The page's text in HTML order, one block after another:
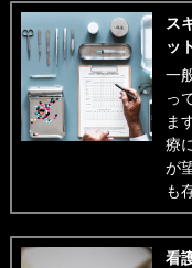
ス
ッ
一
っ
ま
療
が
も
看